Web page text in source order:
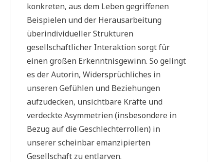
konkreten, aus dem Leben gegriffenen
Beispielen und der Herausarbeitung
überindividueller Strukturen
gesellschaftlicher Interaktion sorgt für
einen großen Erkenntnisgewinn. So gelingt
es der Autorin, Widersprüchliches in
unseren Gefühlen und Beziehungen
aufzudecken, unsichtbare Kräfte und
verdeckte Asymmetrien (insbesondere in
Bezug auf die Geschlechterrollen) in
unserer scheinbar emanzipierten
Gesellschaft zu entlarven.